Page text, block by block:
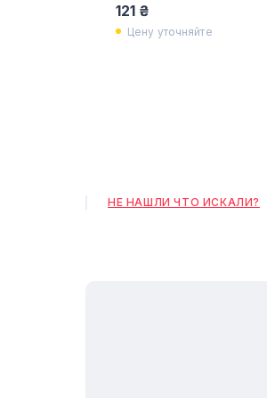
121 ₴
Цену уточняйте
НЕ НАШЛИ ЧТО ИСКАЛИ?